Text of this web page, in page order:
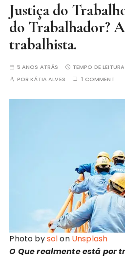
Justiça do
do Trabalhador?
trabalhista.
5 ANOS ATRÁS TEMPO DE LEITURA:
PORKÁTIA ALVES 1 COMMENT
Photo bysolon Unsplash
O Que realmente está por